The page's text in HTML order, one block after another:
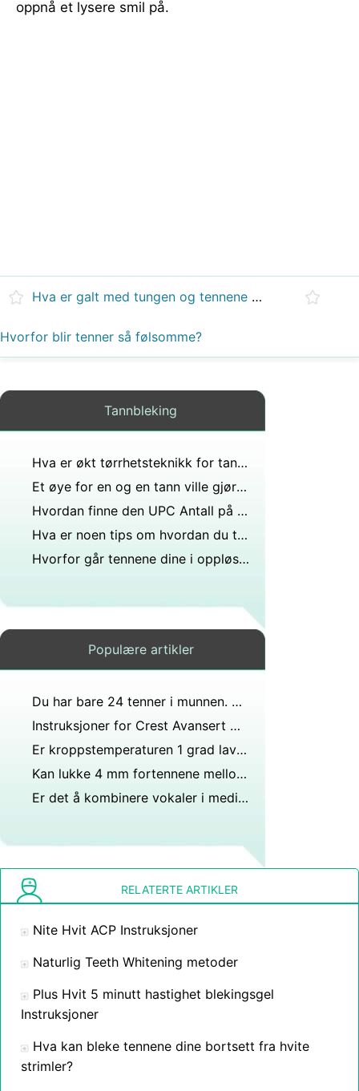
oppnå et lysere smil på.
Hva er galt med tungen og tennene mine?
Hvorfor blir tenner så følsomme?
Tannbleking
Hva er økt tørrhetsteknikk for tannamalgam?
Et øye for en og en tann ville gjøre verden blind tannløs?
Hvordan finne den UPC Antall på Crest Whitestrips
Hva er noen tips om hvordan du tenner Hvitere
Hvorfor går tennene dine i oppløsning?
Populære artikler
Du har bare 24 tenner i munnen. Er det naturlig. Hva kan du gjøre for å få et fullt sett?
Instruksjoner for Crest Avansert Hvit Strips
Er kroppstemperaturen 1 grad lavere eller høyere enn oralt?
Kan lukke 4 mm fortennene mellomrom?
Er det å kombinere vokaler i medisinsk terminologi alltid o?
RELATERTE ARTIKLER
Nite Hvit ACP Instruksjoner
Naturlig Teeth Whitening metoder
Plus Hvit 5 minutt hastighet blekingsgel
Instruksjoner
Hva kan bleke tennene dine bortsett fra hvite
strimler?